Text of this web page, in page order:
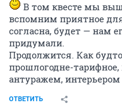
В том квесте мы
вспомним приятное
согласна, будет — нам
придумали.
Продолжится. Как
прошлогодне-
антуражем,
ОТВЕТИТЬ